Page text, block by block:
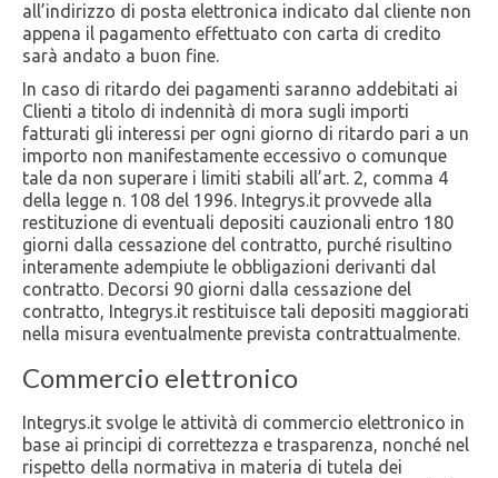
all’indirizzo di posta elettronica indicato dal cliente non
appena il pagamento effettuato con carta di credito
sarà andato a buon fine.
In caso di ritardo dei pagamenti saranno addebitati ai
Clienti a titolo di indennità di mora sugli importi
fatturati gli interessi per ogni giorno di ritardo pari a un
importo non manifestamente eccessivo o comunque
tale da non superare i limiti stabili all’art. 2, comma 4
della legge n. 108 del 1996. Integrys.it provvede alla
restituzione di eventuali depositi cauzionali entro 180
giorni dalla cessazione del contratto, purché risultino
interamente adempiute le obbligazioni derivanti dal
contratto. Decorsi 90 giorni dalla cessazione del
contratto, Integrys.it restituisce tali depositi maggiorati
nella misura eventualmente prevista contrattualmente.
Commercio elettronico
Integrys.it svolge le attività di commercio elettronico in
base ai principi di correttezza e trasparenza, nonché nel
rispetto della normativa in materia di tutela dei